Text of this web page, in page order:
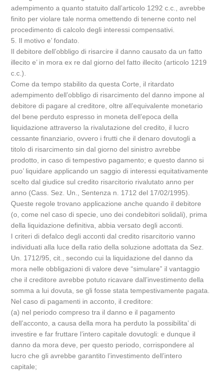
adempimento a quanto statuito dall’articolo 1292 c.c., avrebbe
finito per violare tale norma omettendo di tenerne conto nel
procedimento di calcolo degli interessi compensativi.
5. Il motivo e’ fondato.
Il debitore dell’obbligo di risarcire il danno causato da un fatto
illecito e’ in mora ex re dal giorno del fatto illecito (articolo 1219
c.c.).
Come da tempo stabilito da questa Corte, il ritardato
adempimento dell’obbligo di risarcimento del danno impone al
debitore di pagare al creditore, oltre all’equivalente monetario
del bene perduto espresso in moneta dell’epoca della
liquidazione attraverso la rivalutazione del credito, il lucro
cessante finanziario, ovvero i frutti che il denaro dovutogli a
titolo di risarcimento sin dal giorno del sinistro avrebbe
prodotto, in caso di tempestivo pagamento; e questo danno si
puo’ liquidare applicando un saggio di interessi equitativamente
scelto dal giudice sul credito risarcitorio rivalutato anno per
anno (Cass. Sez. Un., Sentenza n. 1712 del 17/02/1995).
Queste regole trovano applicazione anche quando il debitore
(o, come nel caso di specie, uno dei condebitori solidali), prima
della liquidazione definitiva, abbia versato degli acconti.
I criteri di defalco degli acconti dal credito risarcitorio vanno
individuati alla luce della ratio della soluzione adottata da Sez.
Un. 1712/95, cit., secondo cui la liquidazione del danno da
mora nelle obbligazioni di valore deve “simulare” il vantaggio
che il creditore avrebbe potuto ricavare dall’investimento della
somma a lui dovuta, se gli fosse stata tempestivamente pagata.
Nel caso di pagamenti in acconto, il creditore:
(a) nel periodo compreso tra il danno e il pagamento
dell’acconto, a causa della mora ha perduto la possibilita’ di
investire e far fruttare l’intero capitale dovutogli: e dunque il
danno da mora deve, per questo periodo, corrispondere al
lucro che gli avrebbe garantito l’investimento dell’intero
capitale;